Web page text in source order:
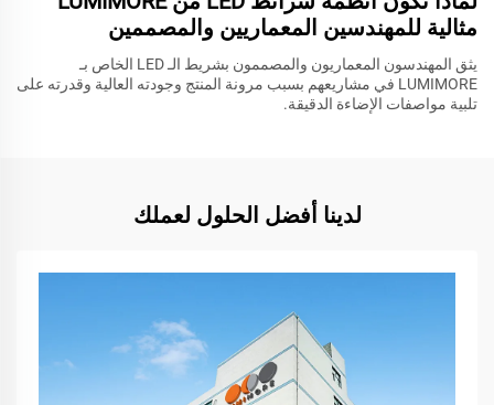
مثالية للمهندسين المعماريين والمصممين
يثق المهندسون المعماريون والمصممون بشريط الـ LED الخاص بـ
LUMIMORE في مشاريعهم بسبب مرونة المنتج وجودته العالية وقدرته على
تلبية مواصفات الإضاءة الدقيقة.
لدينا أفضل الحلول لعملك